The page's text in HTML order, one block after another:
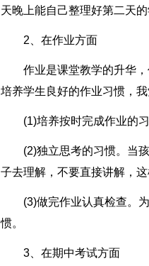
天晚上能自己整理好第二天的
2、在作业方面
作业是课堂教学的升华
培养学生良好的作业习惯，
(1)培养按时完成作业的
(2)独立思考的习惯。当
子去理解，不要直接讲解，
(3)做完作业认真检查。
惯。
3、在期中考试方面